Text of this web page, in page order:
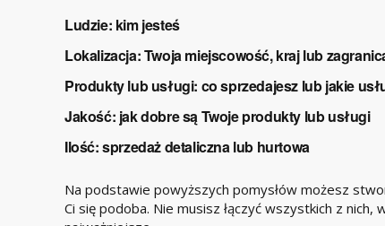
Ludzie: kim jesteś
Lokalizacja: Twoja miejscowość, kraj lub
Produkty lub usługi: co sprzedajesz lub jakie
Jakość: jak dobre są Twoje produkty lub usługi
Ilość: sprzedaż detaliczna lub hurtowa
Na podstawie powyższych pomysłów możesz
Ci się podoba. Nie musisz łączyć wszystkich z